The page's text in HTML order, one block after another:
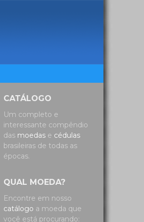
CATÁLOGO
Um completo e
interessante compêndio
das moedas e cédulas
brasileiras de todas as
épocas.
QUAL MOEDA?
Encontre em nosso
catálogo a moeda que
você está procurando: